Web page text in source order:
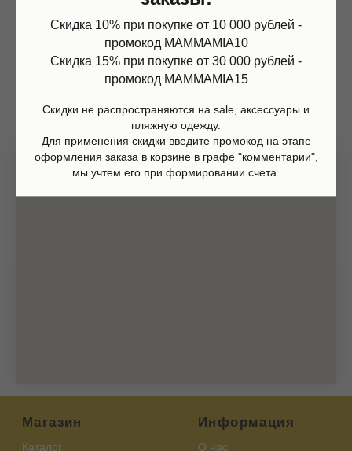
Скидка 10% при покупке от 10 000 рублей -
промокод MAMMAMIA10
Скидка 15% при покупке от 30 000 рублей -
промокод MAMMAMIA15
Скидки не распространяются на sale, аксессуары и
пляжную одежду.
Для применения скидки введите промокод на этапе
оформления заказа в корзине в графе "комментарии",
мы учтем его при формировании счета.
Наш telegram-канал c самыми свежими новостями:
@mammamia_kzn
Информация
Контакты
Sale
Размерная сетка
Сервис
Доставка и возврат
Оферта
Согласие на обработку персональных данных